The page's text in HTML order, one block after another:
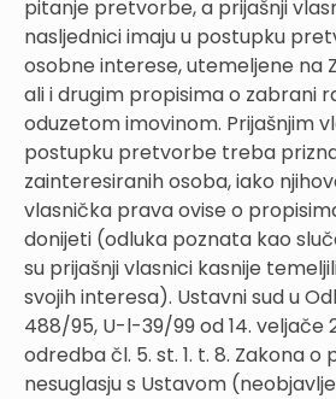
pitanje pretvorbe, a prijašnji
nasljednici imaju u postupku
osobne interese, utemeljene na
ali i drugim propisima o zabrani
oduzetom imovinom. Prijašnjim
postupku pretvorbe treba
zainteresiranih osoba, iako
vlasnička prava ovise o
donijeti (odluka poznata kao
su prijašnji vlasnici kasnije
svojih interesa). Ustavni sud u
488/95, U-l-39/99 od 14. veljače
odredba čl. 5. st. 1. t. 8. Zakona
nesuglasju s Ustavom